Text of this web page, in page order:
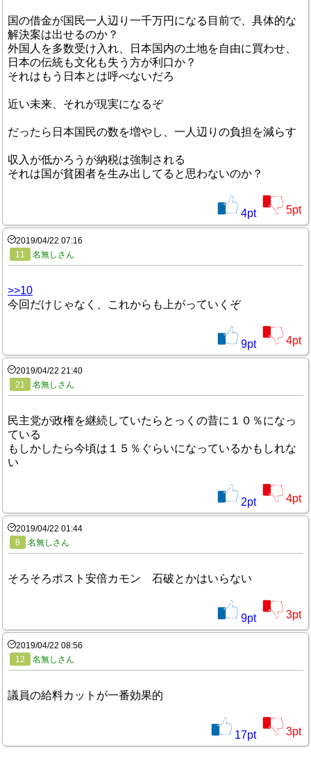
国の借金が国民一人辺り一千万円になる目前で、具体的な
解決案は出せるのか？
外国人を多数受け入れ、日本国内の土地を自由に買わせ、
日本の伝統も文化も失う方が利口か？
それはもう日本とは呼べないだろ
近い未来、それが現実になるぞ
だったら日本国民の数を増やし、一人辺りの負担を減らす
収入が低かろうが納税は強制される
それは国が貧困者を生み出してると思わないのか？
4pt 5pt
2019/04/22 07:16
11
名無しさん
>>10
今回だけじゃなく、これからも上がっていくぞ
9pt 4pt
2019/04/22 21:40
21
名無しさん
民主党が政権を継続していたらとっくの昔に１０％になっ
ている
もしかしたら今頃は１５％ぐらいになっているかもしれな
い
2pt 4pt
2019/04/22 01:44
8
名無しさん
そろそろポスト安倍カモン 石破とかはいらない
9pt 3pt
2019/04/22 08:56
12
名無しさん
議員の給料カットが一番効果的
17pt 3pt